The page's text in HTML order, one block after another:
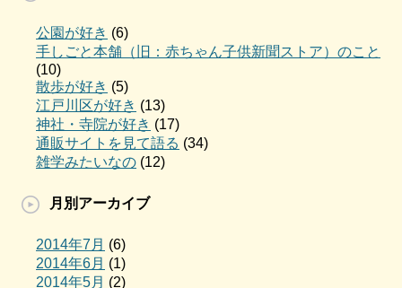
公園が好き (6)
手しごと本舗（旧：赤ちゃん子供新聞ストア）のこと
(10)
散歩が好き (5)
江戸川区が好き (13)
神社・寺院が好き (17)
通販サイトを見て語る (34)
雑学みたいなの (12)
月別アーカイブ
2014年7月 (6)
2014年6月 (1)
2014年5月 (2)